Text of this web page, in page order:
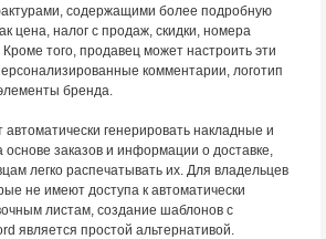
содержащими более подробную
цена, налог с продаж, скидки, номера
Кроме того, продавец может настроить эти
комментарии, логотип
бренда.
генерировать накладные и
заказов и информации о доставке,
легко распечатывать их. Для владельцев
не имеют доступа к автоматически
листам, создание шаблонов с
является простой альтернативой.